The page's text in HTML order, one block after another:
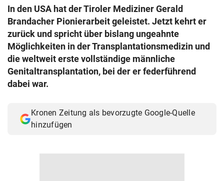
search
eingeben
© Krone Multimedia GmbH & Co KG 2026
Muthgasse 2, 1190 Wien
In den USA hat der Tiroler Mediziner Gerald
Brandacher Pionierarbeit geleistet. Jetzt kehrt er
zurück und spricht über bislang ungeahnte
Möglichkeiten in der Transplantationsmedizin und
die weltweit erste vollständige männliche
Genitaltransplantation, bei der er federführend
dabei war.
Kronen Zeitung als bevorzugte Google-Quelle
hinzufügen